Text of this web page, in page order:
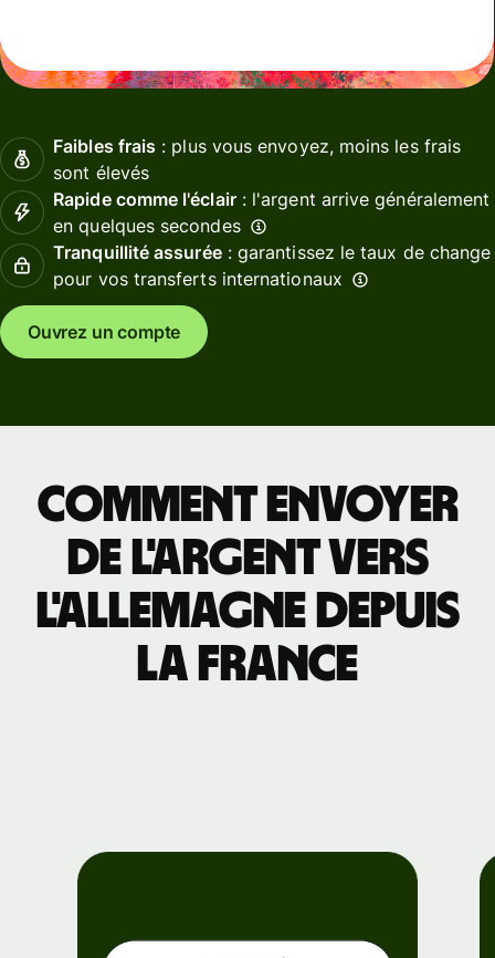
Faibles frais : plus vous envoyez, moins les frais
sont élevés
Rapide comme l'éclair: l'argent arrive généralement
en quelques secondes
Tranquillité assurée: garantissez le taux de change
pour vos transferts internationaux
Ouvrez un compte
Comment envoyer
de l'argent vers
l'Allemagne depuis
la France